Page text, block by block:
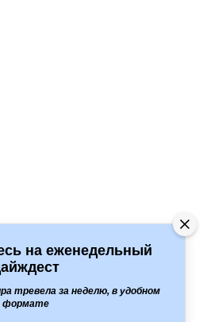
на еженедельный
тревела за неделю, в удобном
формате